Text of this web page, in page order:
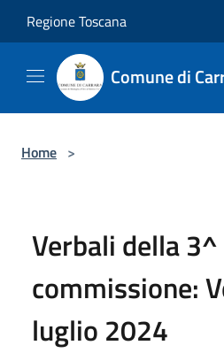
Regione Toscana
Comune di
Home >
Verbali della 3^
commissione:
luglio 2024